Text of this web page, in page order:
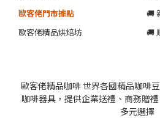
歐客佬門市據點
歐客佬精品烘焙坊
🚚
🚚
歐客佬精品咖啡 世界各國精品咖啡
咖啡器具，提供企業送禮、商務贈
多元選擇